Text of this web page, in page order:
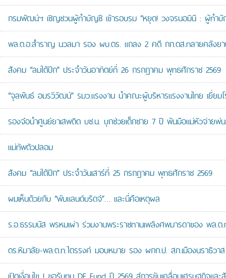
กรมพัฒน์ฯ เชิญชวนผู้ทำบัญชี เข้ารอบรม “หยุด! วงจรนอมินี : ผู้ทำ
พล.ต.อ.สำราญ นวลมา รอง ผบ.ตร. แถลง 2 คดี กก.ดส.ทลายคลังย
สังคม “ลมใต้ปีก” ประจำวันอาทิตย์ที่ 26 กรกฎาคม พุทธศักราช 2569
“จุลพันธ์ อมรวิวัฒน์” รมว.แรงงาน นำคณะผู้บริหารแรงงานไทย เยี่ยม
รองจ๋อนำศูนย์ยาเสพติด บช.น. บุกช่วยเด็กชาย 7 ปี พ้นมือแม่หัวจ่ายพ่น
แม่ทัพตัวปลอม
สังคม “ลมใต้ปีก” ประจำวันเสาร์ที่ 25 กรกฎาคม พุทธศักราช 2569
ผมเห็นด้วยกับ “พับแลนด์บริดจ์”… และนี่คือเหตุผล
ร.อ.ธรรมนัส พรหมเผ่า ร่วมงานพระราชทานเพลิงศพมารดาของ พล.
ดร.หิมาลัย-พล.ต.ท.ไตรรงค์ มอบหมาย รอง ผกก.ป. สภ.เมืองนราธิว